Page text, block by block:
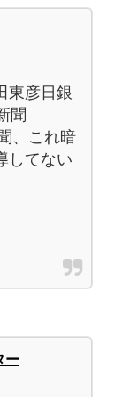
東彦日銀
聞
、これ暗
してない
ー